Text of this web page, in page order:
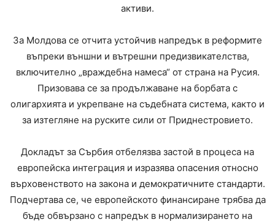
активи.
За Молдова се отчита устойчив напредък в реформите
въпреки външни и вътрешни предизвикателства,
включително „враждебна намеса“ от страна на Русия.
Призовава се за продължаване на борбата с
олигархията и укрепване на съдебната система, както и
за изтегляне на руските сили от Приднестровието.
Докладът за Сърбия отбелязва застой в процеса на
европейска интеграция и изразява опасения относно
върховенството на закона и демократичните стандарти.
Подчертава се, че европейското финансиране трябва да
бъде обвързано с напредък в нормализирането на